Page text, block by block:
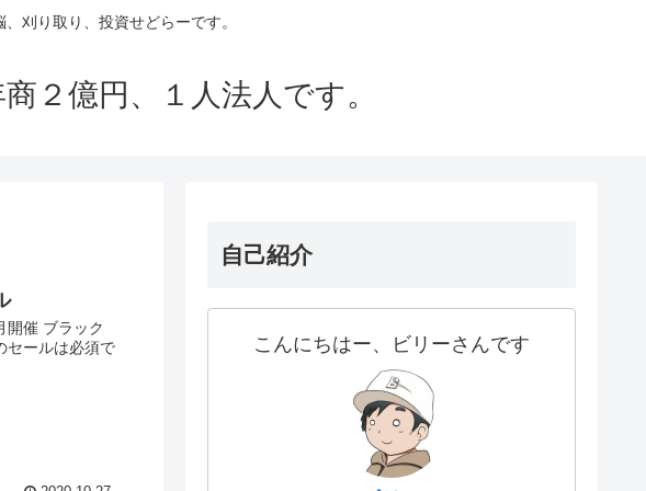
刈り取り、投資せどらーです。
２億円、１人法人です。
開催 ブラック
セールは必須で
自己紹介
こんにちはー、ビリーさんです